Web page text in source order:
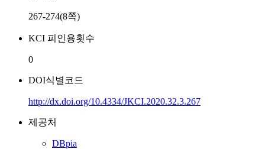
267-274(8쪽)
KCI 피인용횟수
0
DOI식별코드
http://dx.doi.org/10.4334/JKCI.2020.32.3.267
제공처
DBpia